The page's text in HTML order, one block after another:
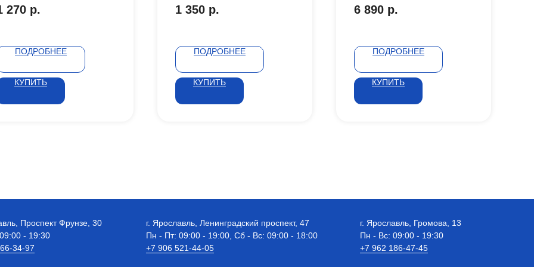
270 р.
ПОДРОБНЕЕ
КУПИТЬ
1 350 р.
ПОДРОБНЕЕ
КУПИТЬ
6 890 р.
ПОДРОБНЕЕ
КУПИТЬ
Проспект Фрунзе, 30
- 19:30
34-97
г. Ярославль, Ленинградский проспект, 47
Пн - Пт: 09:00 - 19:00, Сб - Вс: 09:00 - 18:00
+7 906 521-44-05
г. Ярославль, Громова, 13
Пн - Вс: 09:00 - 19:30
+7 962 186-47-45